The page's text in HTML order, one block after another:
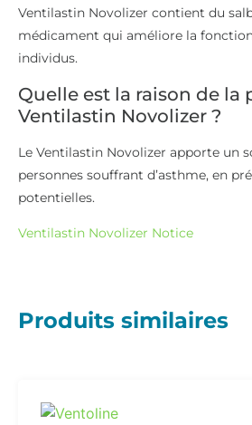
Ventilastin Novolizer contient du
médicament qui améliore la
individus.
Quelle est la raison de la
Ventilastin Novolizer ?
Le Ventilastin Novolizer apporte un
personnes souffrant d’asthme, en
potentielles.
Ventilastin Novolizer Notice
Produits similaires